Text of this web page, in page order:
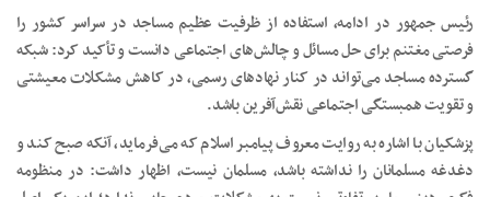
رئیس جمهور در ادامه، استفاده از ظرفیت عظیم مساجد در سراسر کشور را
فرصتی مغتنم برای حل مسائل و چالش‌های اجتماعی دانست و تأکید کرد: شبکه
گسترده مساجد می‌تواند در کنار نهادهای رسمی، در کاهش مشکلات معیشتی
و تقویت همبستگی اجتماعی نقش‌آفرین باشد.
پزشکیان با اشاره به روایت معروف پیامبر اسلام که می‌فرماید، آنکه صبح کند و
دغدغه مسلمانان را نداشته باشد، مسلمان نیست، اظهار داشت: در منظومه